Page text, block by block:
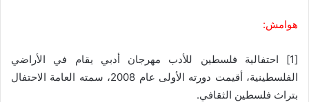
هوامش:
[1] احتفالية فلسطين للأدب مهرجان أدبي يقام في الأراضي
الفلسطينية، أقيمت دورته الأولى عام 2008، سمته العامة الاحتفال
بتراث فلسطين الثقافي.